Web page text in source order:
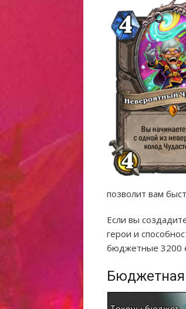
позволит вам
Если вы
герои и
бюджетные 3200
Бюджетная